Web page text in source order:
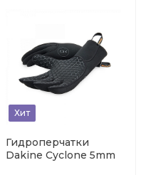
Хит
Гидроперчатки
Dakine Cyclone 5mm